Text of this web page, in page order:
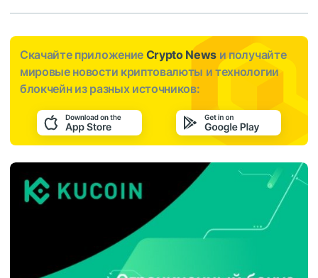
Скачайте приложение Crypto News и получайте
мировые новости криптовалюты и технологии
блокчейн из разных источников: